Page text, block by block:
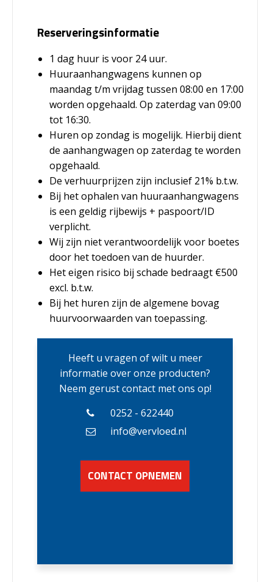
Reserveringsinformatie
1 dag huur is voor 24 uur.
Huuraanhangwagens kunnen op
maandag t/m vrijdag tussen 08:00 en 17:00
worden opgehaald. Op zaterdag van 09:00
tot 16:30.
Huren op zondag is mogelijk. Hierbij dient
de aanhangwagen op zaterdag te worden
opgehaald.
De verhuurprijzen zijn inclusief 21% b.t.w.
Bij het ophalen van huuraanhangwagens
is een geldig rijbewijs + paspoort/ID
verplicht.
Wij zijn niet verantwoordelijk voor boetes
door het toedoen van de huurder.
Het eigen risico bij schade bedraagt €500
excl. b.t.w.
Bij het huren zijn de algemene bovag
huurvoorwaarden van toepassing.
Heeft u vragen of wilt u meer
informatie over onze producten?
Neem gerust contact met ons op!
0252 - 622440
info@vervloed.nl
CONTACT OPNEMEN